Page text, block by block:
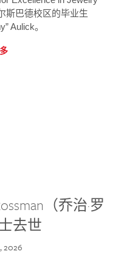
斯巴德校区的毕业生
Aulick。
（乔治·罗
去世
2026